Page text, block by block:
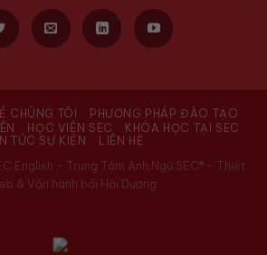
CHÚNG TÔI
PHƯƠNG PHÁP ĐÀO TẠO
HỌC VIÊN SEC
KHÓA HỌC TẠI SEC
TỨC SỰ KIỆN
LIÊN HỆ
English - Trung Tâm Anh Ngữ SEC® - Thiết
& Vận hành bởi Hải Dương